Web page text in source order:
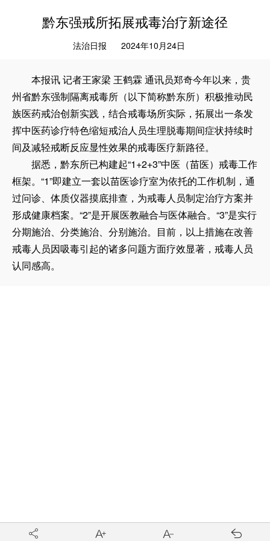
黔东强戒所拓展戒毒治疗新途径
法治日报 2024年10月24日
本报讯 记者王家梁 王鹤霖 通讯员郑奇今年以来，贵
州省黔东强制隔离戒毒所（以下简称黔东所）积极推动民
族医药戒治创新实践，结合戒毒场所实际，拓展出一条发
挥中医药诊疗特色缩短戒治人员生理脱毒期间症状持续时
间及减轻戒断反应显性效果的戒毒医疗新路径。
据悉，黔东所已构建起“1+2+3”中医（苗医）戒毒工作
框架。“1”即建立一套以苗医诊疗室为依托的工作机制，通
过问诊、体质仪器摸底排查，为戒毒人员制定治疗方案并
形成健康档案。“2”是开展医教融合与医体融合。“3”是实行
分期施治、分类施治、分别施治。目前，以上措施在改善
戒毒人员因吸毒引起的诸多问题方面疗效显著，戒毒人员
认同感高。